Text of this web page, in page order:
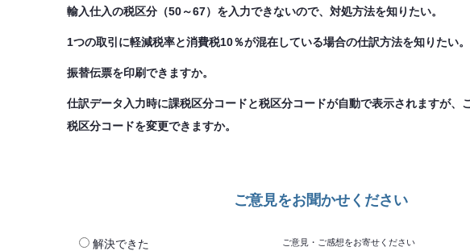
輸入仕入の税区分（50～67）を入力できないので、対処方法を知りたい。
1つの取引に軽減税率と消費税10％が混在している場合の仕訳方法を知りたい。
振替伝票を印刷できますか。
仕訳データ入力時に課税区分コードと税区分コードが自動で表示されますが、
税区分コードを変更できますか。
ご意見をお聞かせください
解決できた
ご意見・ご感想をお寄せください